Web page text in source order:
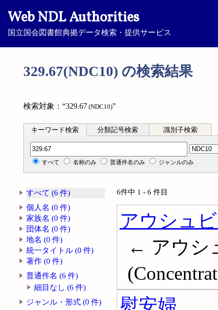
Web NDL Authorities
国立国会図書館典拠データ検索・提供サービス
329.67(NDC10) の検索結果
検索対象：“329.67 (NDC10)”
キーワード検索 分類記号検索 識別子検索
分類記号検索
すべて 名称のみ 普通件名のみ ジャンルのみ
すべて (6 件)
個人名 (0 件)
家族名 (0 件)
団体名 (0 件)
地名 (0 件)
統一タイトル (0 件)
著作 (0 件)
普通件名 (6 件)
細目なし (6 件)
ジャンル・形式 (0 件)
6件中 1 - 6 件目
アウシュ
← アウシ
慰安婦